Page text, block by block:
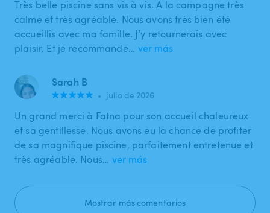
Très belle piscine sans vis à vis. A la campagne très
calme et très agréable. Nous avons très bien été
accueillis avec ma famille. J’y retournerais avec
plaisir. Et je recommande… ver más
Sarah B
• julio de 2026
Un grand merci à Fatna pour son accueil chaleureux
et sa gentillesse. Nous avons eu la chance de profiter
de sa magnifique piscine, parfaitement entretenue et
très agréable. Nous… ver más
Mostrar más comentarios